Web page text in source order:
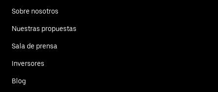
Sobre nosotros
Nuestras propuestas
Sala de prensa
Inversores
Blog